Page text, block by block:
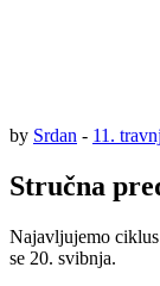
by Srdan - 11.
Stručna
Najavljujemo
se 20. svibnja.